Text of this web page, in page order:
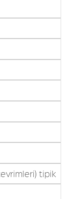
tipik